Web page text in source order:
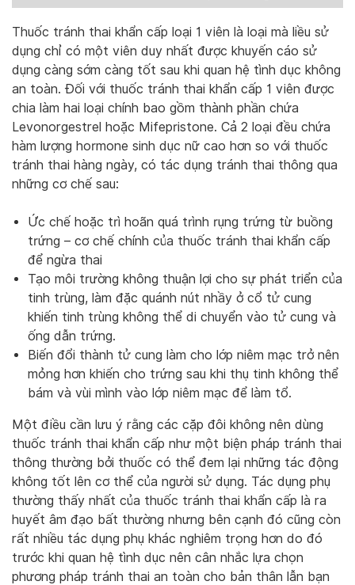
Thuốc tránh thai khẩn cấp loại 1 viên là loại mà liều sử
dụng chỉ có một viên duy nhất được khuyến cáo sử
dụng càng sớm càng tốt sau khi quan hệ tình dục không
an toàn. Đối với thuốc tránh thai khẩn cấp 1 viên được
chia làm hai loại chính bao gồm thành phần chứa
Levonorgestrel hoặc Mifepristone. Cả 2 loại đều chứa
hàm lượng hormone sinh dục nữ cao hơn so với thuốc
tránh thai hàng ngày, có tác dụng tránh thai thông qua
những cơ chế sau:
Ức chế hoặc trì hoãn quá trình rụng trứng từ buồng
trứng – cơ chế chính của thuốc tránh thai khẩn cấp
để ngừa thai
Tạo môi trường không thuận lợi cho sự phát triển của
tinh trùng, làm đặc quánh nút nhầy ở cổ tử cung
khiến tinh trùng không thể di chuyển vào tử cung và
ống dẫn trứng.
Biến đổi thành tử cung làm cho lớp niêm mạc trở nên
mỏng hơn khiến cho trứng sau khi thụ tinh không thể
bám và vùi mình vào lớp niêm mạc để làm tổ.
Một điều cần lưu ý rằng các cặp đôi không nên dùng
thuốc tránh thai khẩn cấp như một biện pháp tránh thai
thông thường bởi thuốc có thể đem lại những tác động
không tốt lên cơ thể của người sử dụng. Tác dụng phụ
thường thấy nhất của thuốc tránh thai khẩn cấp là ra
huyết âm đạo bất thường nhưng bên cạnh đó cũng còn
rất nhiều tác dụng phụ khác nghiêm trọng hơn do đó
trước khi quan hệ tình dục nên cân nhắc lựa chọn
phương pháp tránh thai an toàn cho bản thân lẫn bạn